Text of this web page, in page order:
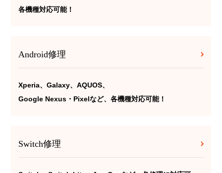
各機種対応可能！
Android修理
Xperia、Galaxy、AQUOS、
Google Nexus・Pixelなど、各機種対応可能！
Switch修理